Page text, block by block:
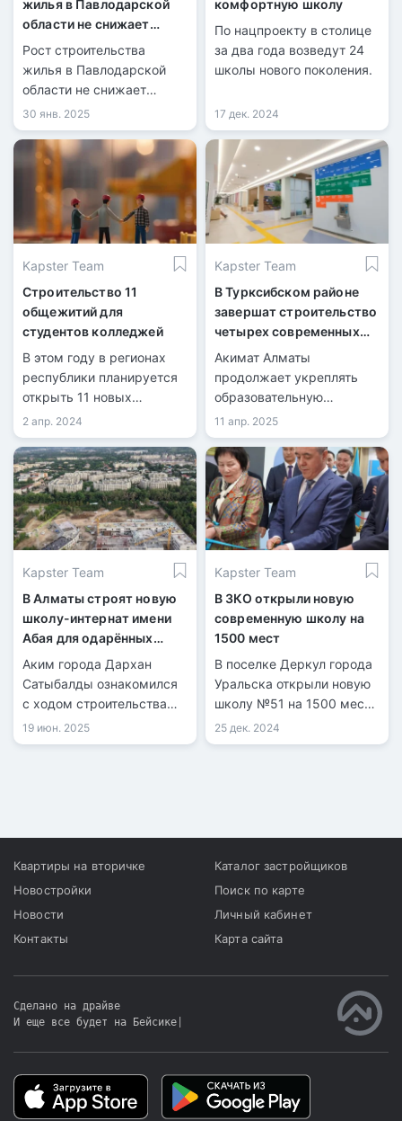
жилья в Павлодарской
области не снижает
очередь на квартиры
Рост строительства
жилья в Павлодарской
области не снижает
очередь на квартиры
30 янв. 2025
комфортную школу
По нацпроекту в столице
за два года возведут 24
школы нового поколения.
17 дек. 2024
Kapster Team
Строительство 11
общежитий для
студентов колледжей
В этом году в регионах
республики планируется
открыть 11 новых
общежитий на 2,6 тысячи
койко-мест для студентов
колледжей.
2 апр. 2024
Kapster Team
В Турксибском районе
завершат строительство
четырех современных
школ на 6100 учеников
Акимат Алматы
продолжает укреплять
образовательную
инфраструктуру
Турксибского района. Об
этом сообщил аким
города Ерболат Досаев в
ходе встречи с жителями
района.
11 апр. 2025
Kapster Team
В Алматы строят новую
школу-интернат имени
Абая для одарённых
детей
Аким города Дархан
Сатыбалды ознакомился
с ходом строительства
образовательного
комплекса на 900 мест.
19 июн. 2025
Kapster Team
В ЗКО открыли новую
современную школу на
1500 мест
В поселке Деркул города
Уральска открыли новую
школу №51 на 1500 мест,
построенную в рамках
проекта «Комфортная
Турегалиев поздравил
учащихся, родителей и
педагогов с началом
работы учебного
заведения.
25 дек. 2024
Квартиры на вторичке
Новостройки
Новости
Контакты
Каталог застройщиков
Поиск по карте
Личный кабинет
Карта сайта
Сделано на драйве
И еще все будет на Бейсике